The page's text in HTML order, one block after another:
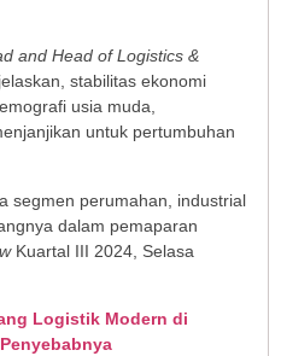
and Head of Logistics &
stabilitas ekonomi
usia muda,
untuk pertumbuhan
segmen perumahan, industrial
dalam pemaparan
Kuartal III 2024, Selasa
Logistik Modern di